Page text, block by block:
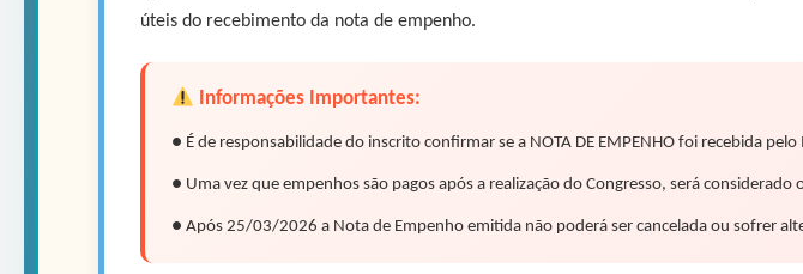
úteis do recebimento da nota de empenho.
Informações Importantes:
● É de responsabilidade do inscrito confirmar se a NOTA DE EMPENHO foi recebida
● Uma vez que empenhos são pagos após a realização do Congresso, será
● Após 25/03/2026 a Nota de Empenho emitida não poderá ser cancelada ou sofrer